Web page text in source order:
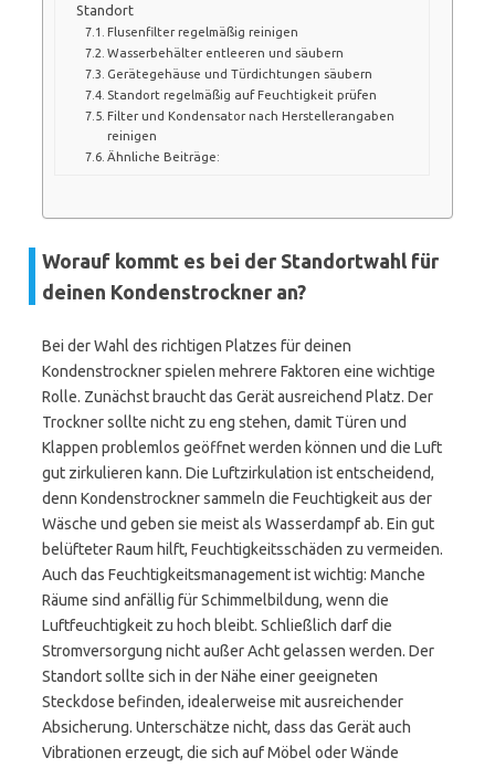
Standort
Flusenfilter regelmäßig reinigen
Wasserbehälter entleeren und säubern
Gerätegehäuse und Türdichtungen säubern
Standort regelmäßig auf Feuchtigkeit prüfen
Filter und Kondensator nach Herstellerangaben
reinigen
Ähnliche Beiträge:
Worauf kommt es bei der Standortwahl für
deinen Kondenstrockner an?
Bei der Wahl des richtigen Platzes für deinen
Kondenstrockner spielen mehrere Faktoren eine wichtige
Rolle. Zunächst braucht das Gerät ausreichend Platz. Der
Trockner sollte nicht zu eng stehen, damit Türen und
Klappen problemlos geöffnet werden können und die Luft
gut zirkulieren kann. Die Luftzirkulation ist entscheidend,
denn Kondenstrockner sammeln die Feuchtigkeit aus der
Wäsche und geben sie meist als Wasserdampf ab. Ein gut
belüfteter Raum hilft, Feuchtigkeitsschäden zu vermeiden.
Auch das Feuchtigkeitsmanagement ist wichtig: Manche
Räume sind anfällig für Schimmelbildung, wenn die
Luftfeuchtigkeit zu hoch bleibt. Schließlich darf die
Stromversorgung nicht außer Acht gelassen werden. Der
Standort sollte sich in der Nähe einer geeigneten
Steckdose befinden, idealerweise mit ausreichender
Absicherung. Unterschätze nicht, dass das Gerät auch
Vibrationen erzeugt, die sich auf Möbel oder Wände